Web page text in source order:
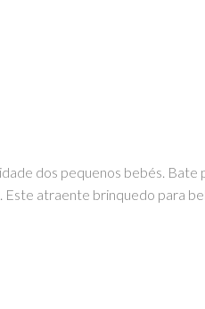
dos pequenos bebés.
atraente brinquedo para